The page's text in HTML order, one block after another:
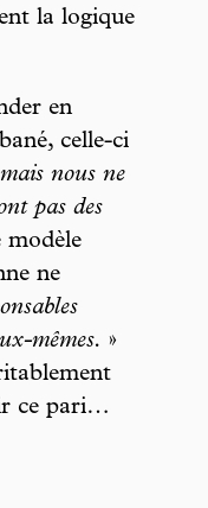
la logique
en
celle-ci
nous ne
pas des
modèle
ne
mêmes. »
ce pari…